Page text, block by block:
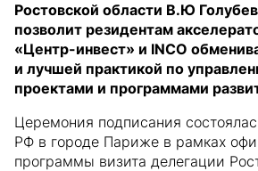
Ростовской области В.Ю
позволит резидентам
«Центр-инвест» и INCO
и лучшей практикой по
проектами и программами
Церемония подписания
РФ в городе Париже в рамках
программы визита делегации